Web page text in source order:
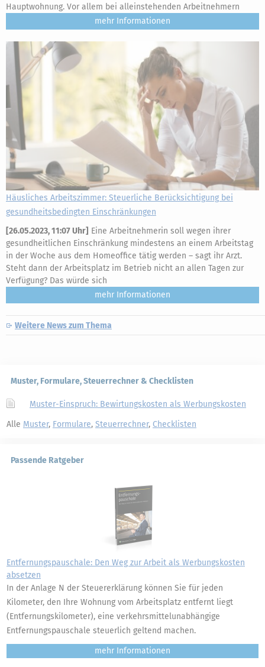
Hauptwohnung. Vor allem bei alleinstehenden Arbeitnehmern
mehr
Häusliches Arbeitszimmer: Steuerliche Berücksichtigung bei
gesundheitsbedingten Einschränkungen
[26.05.2023, 11:07 Uhr] Eine Arbeitnehmerin soll wegen ihrer
gesundheitlichen Einschränkung mindestens an einem Arbeitstag
in der Woche aus dem Homeoffice tätig werden – sagt ihr Arzt.
Steht dann der Arbeitsplatz im Betrieb nicht an allen Tagen zur
Verfügung? Das würde sich
mehr
Weitere News zum Thema
Muster, Formulare, Steuerrechner & Checklisten
Muster-Einspruch: Bewirtungskosten als Werbungskosten
Alle Muster, Formulare, Steuerrechner, Checklisten
Passende Ratgeber
Entfernungspauschale: Den Weg zur Arbeit als Werbungskosten
absetzen
In der Anlage N der Steuererklärung können Sie für jeden
Kilometer, den Ihre Wohnung vom Arbeitsplatz entfernt liegt
(Entfernungskilometer), eine verkehrsmittelunabhängige
Entfernungspauschale steuerlich geltend machen.
mehr